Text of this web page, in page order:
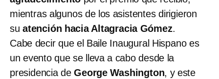
mientras algunos de los asistentes dirigieron
su atención hacia Altagracia Gómez.
Cabe decir que el Baile Inaugural Hispano es
un evento que se lleva a cabo desde la
presidencia deGeorge Washington, y este